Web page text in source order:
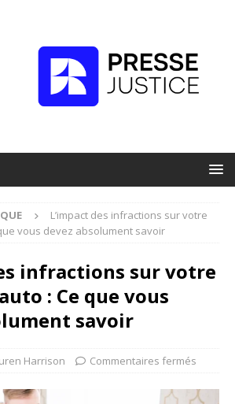
L’impact des infractions sur votre
vous devez absolument savoir
infractions sur votre
: Ce que vous
savoir
Harrison Commentaires fermés